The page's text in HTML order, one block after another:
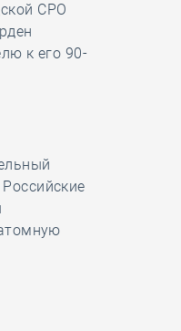
СРО
к его 90-